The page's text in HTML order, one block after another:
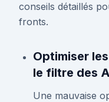
conseils détaillés
fronts.
Optimiser
le filtre des
Une mauvaise